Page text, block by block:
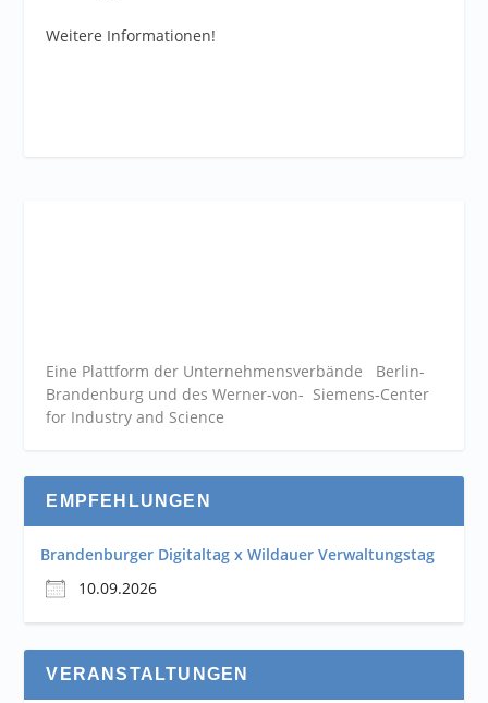
Weitere Informationen!
Eine Plattform der Unternehmensverbände Berlin-
Brandenburg und des Werner-von- Siemens-Center
for Industry and Science
EMPFEHLUNGEN
Brandenburger Digitaltag x Wildauer Verwaltungstag
10.09.2026
VERANSTALTUNGEN